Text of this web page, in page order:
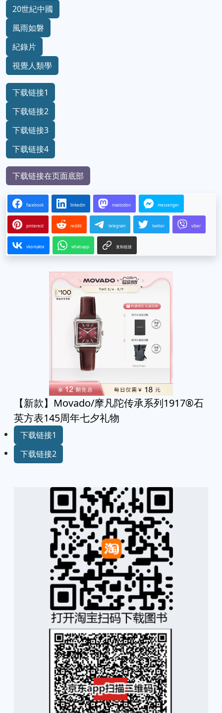
20世紀中國
風雨如磐
紀錄片
視覺人類學
下载链接1
下载链接2
下载链接3
下载链接4
下载链接在页面底部
facebook linkedin mastodon messenger
pinterest reddit telegram twitter viber
vkontakte whatsapp 复制链接
【新款】Movado/摩凡陀传承系列1917®石
英方表145周年七夕礼物
下载链接1
下载链接2